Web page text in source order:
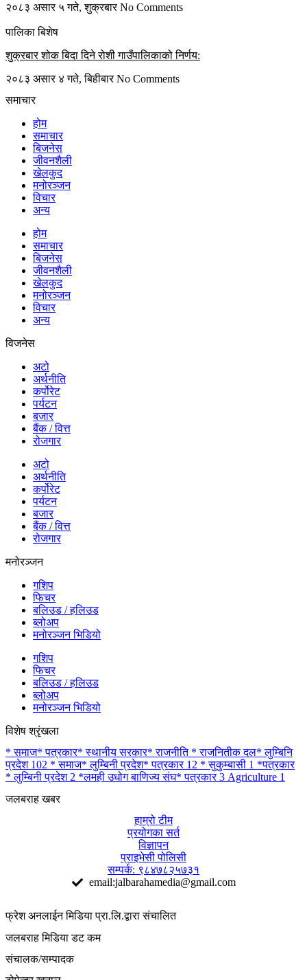
२०८३ असार ५ गते, शुक्रबारNo Comments
पालिका बिशेष
शुक्रबार शोक बिदा दिने रोशी गाउँपालिकाको निर्णय:
२०८३ असार ४ गते, बिहीबारNo Comments
समाचार
होम
समाचार
बिजनेस
जीवनशैली
खेलकुद
मनोरञ्जन
विचार
अन्य
होम
समाचार
बिजनेस
जीवनशैली
खेलकुद
मनोरञ्जन
विचार
अन्य
विजनेस
अटो
अर्थनीति
कर्पोरेट
पर्यटन
बजार
बैंक / वित्त
रोजगार
अटो
अर्थनीति
कर्पोरेट
पर्यटन
बजार
बैंक / वित्त
रोजगार
मनोरञ्जन
गशिप
फिचर
बलिउड / हलिउड
ब्लोअप
मनोरञ्जन भिडियो
गशिप
फिचर
बलिउड / हलिउड
ब्लोअप
मनोरञ्जन भिडियो
विशेष श्रृंखला
* समाज* पत्रकार* स्थानीय सरकार* राजनीति * राजनितीक दल* लुम्बिनि
प्रदेश 102 * समाज* लुम्बिनी प्रदेश* पत्रकार 12 * सुकुम्बासी 1 *पत्रकार
* लुम्बिनी प्रदेश 2 *लमही उधोग बाणिज्य संघ* पत्रकार 3 Agriculture 1
जलबराह खबर
हाम्रो टीम
प्रयोगका सर्त
विज्ञापन
प्राइभेसी पोलिसी
सम्पर्क: ९८४७८२५७३१
email:jalbarahamedia@gmail.com
फ्रेश अनलाईन मिडिया प्रा.लि.द्वारा संचालित
जलबराह मिडिया डट कम
संचालक/सम्पादक